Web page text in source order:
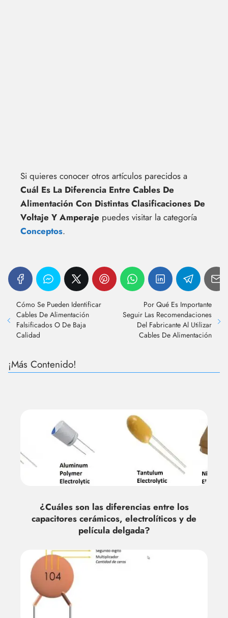
Si quieres conocer otros artículos parecidos a
Cuál Es La Diferencia Entre Cables De
Alimentación Con Distintas Clasificaciones De
Voltaje Y Amperaje puedes visitar la categoría
Conceptos.
Cómo Se Pueden Identificar
Cables De Alimentación
Falsificados O De Baja
Calidad
Por Qué Es Importante
Seguir Las Recomendaciones
Del Fabricante Al Utilizar
Cables De Alimentación
¡Más Contenido!
¿Cuáles son las diferencias entre los
capacitores cerámicos, electrolíticos y de
película delgada?